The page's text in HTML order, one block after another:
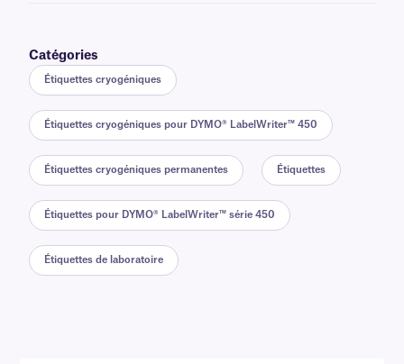
Catégories
Étiquettes cryogéniques
Étiquettes cryogéniques pour DYMO® LabelWriter™ 450
Étiquettes cryogéniques permanentes Étiquettes
Étiquettes pour DYMO® LabelWriter™ série 450
Étiquettes de laboratoire